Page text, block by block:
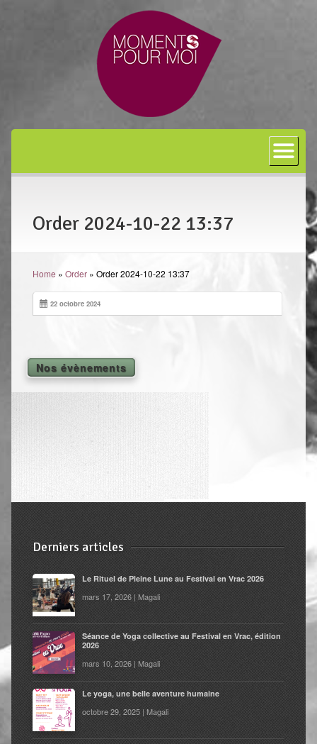
Shiatsu
L’art japonais
Séances
En entreprise
Yoga
L’état optimal
Yoga en entreprise
Boutique
Contact
Order 2024-10-22 13:37
Home » Order» Order 2024-10-22 13:37
22 octobre 2024
Nos évènements
Derniers articles
Le Rituel de Pleine Lune au Festival en Vrac 2026
mars 17, 2026 | Magali
Séance de Yoga collective au Festival en Vrac, édition
2026
mars 10, 2026 | Magali
Le yoga, une belle aventure humaine
octobre 29, 2025 | Magali